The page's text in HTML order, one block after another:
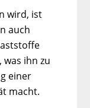
wird, ist
auch
ihn zu
einer
macht.